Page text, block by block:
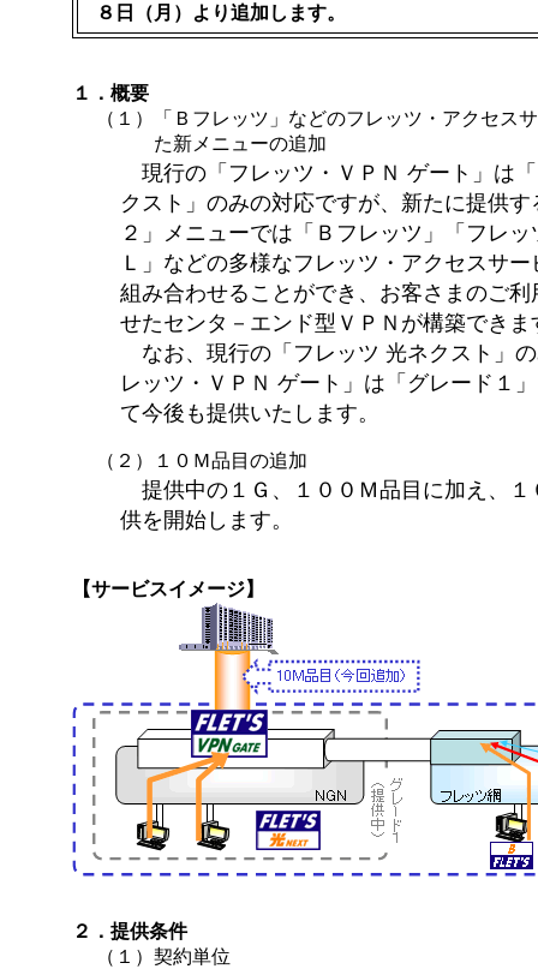
８日（月）より追加します。
１．概要
（１）
「Ｂフレッツ」などのフレッツ・アクセス
た新メニューの追加
現行の「フレッツ・ＶＰＮ ゲート」は
クスト」のみの対応ですが、新たに提供
２」メニューでは「Ｂフレッツ」「フレ
Ｌ」などの多様なフレッツ・アクセスサ
組み合わせることができ、お客さまのご利
せたセンタ－エンド型ＶＰＮが構築できま
なお、現行の「フレッツ 光ネクスト」
レッツ・ＶＰＮ ゲート」は「グレード１
て今後も提供いたします。
（２）１０Ｍ品目の追加
提供中の１Ｇ、１００Ｍ品目に加え、１
供を開始します。
【サービスイメージ】
２．提供条件
（１）契約単位